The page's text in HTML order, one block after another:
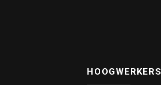
HOOGWERKERS